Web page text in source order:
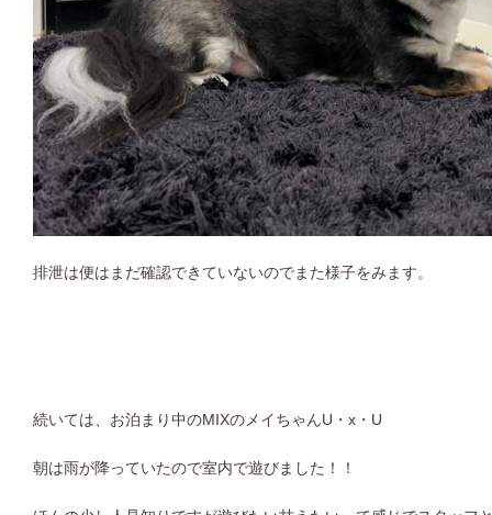
排泄は便はまだ確認できていないのでまた様子をみます。
続いては、お泊まり中のMIXのメイちゃんU・x・U
朝は雨が降っていたので室内で遊びました！！